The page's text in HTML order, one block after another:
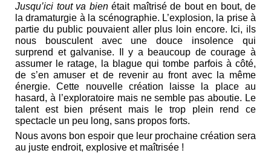
Jusqu’ici tout va bienétait maîtrisé de bout en bout, de
la dramaturgie à la scénographie. L’explosion, la prise à
partie du public pouvaient aller plus loin encore. Ici, ils
nous bousculent avec une douce insolence qui
surprend et galvanise. Il y a beaucoup de courage à
assumer le ratage, la blague qui tombe parfois à côté,
de s’en amuser et de revenir au front avec la même
énergie. Cette nouvelle création laisse la place au
hasard, à l’exploratoire mais ne semble pas aboutie. Le
talent est bien présent mais le trop plein rend ce
spectacle un peu long, sans propos forts.
Nous avons bon espoir que leur prochaine création sera
au juste endroit, explosive et maîtrisée !